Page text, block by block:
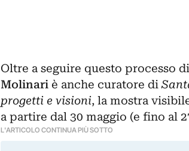
Oltre a seguire questo processo
Molinari è anche curatore di
progetti e visioni, la mostra
a partire dal 30 maggio (e fino al
L'ARTICOLO CONTINUA PIÙ SOTTO